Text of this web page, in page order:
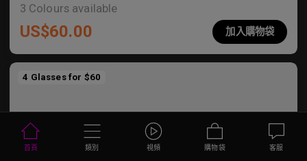
3 Colours available
US$60.00 加入購物袋
4 Glasses for $60